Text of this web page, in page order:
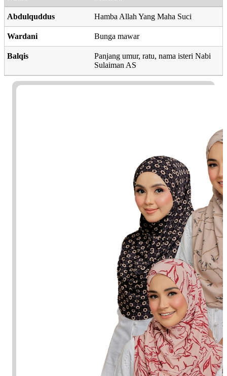
Abdulquddus Hamba Allah Yang Maha Suci
Wardani Bunga mawar
Balqis
Panjang umur, ratu, nama isteri Nabi
Sulaiman AS